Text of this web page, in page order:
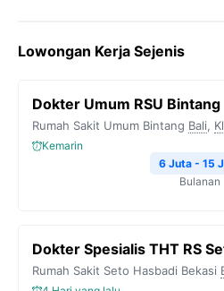
Lowongan Kerja Sejenis
Dokter Umum RSU Bintang
Rumah Sakit Umum Bintang Bali,
Kemarin
6 Juta - 15
Bulanan
Dokter Spesialis THT RS
Rumah Sakit Seto Hasbadi Bekasi